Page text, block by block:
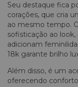
Seu destaque fica
corações, que cria
ao mesmo tempo.
sofisticação ao
adicionam
18k garante brilho
Além disso, é um
oferecendo